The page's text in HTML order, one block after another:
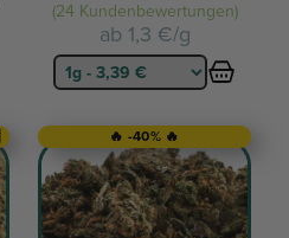
(24 Kundenbewertungen)
ab 1,3 €/g
🔥 -40% 🔥